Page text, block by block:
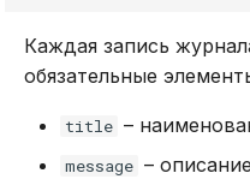
Использование
аудита
сайзингу
drop_local_db
drop_procedure
drop_role
Каждая запись
обязательные
title –
message – описание